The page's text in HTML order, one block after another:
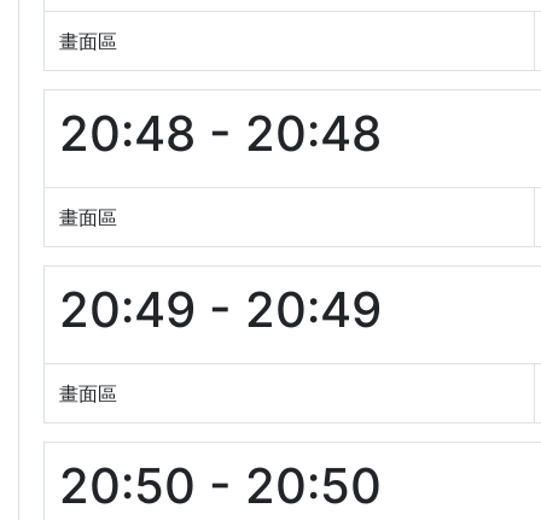
畫面區
20:48 - 20:48
畫面區
20:49 - 20:49
畫面區
20:50 - 20:50